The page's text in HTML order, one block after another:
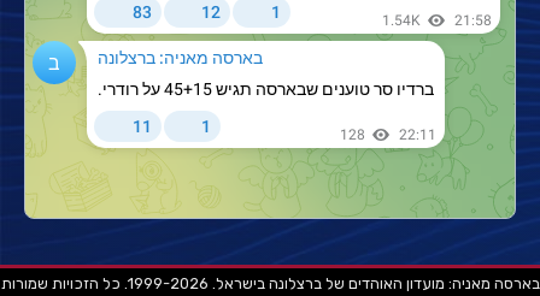
בארסה מאניה: מועדון האוהדים של ברצלונה בישראל. 1999-2026. כל הזכויות שמורות